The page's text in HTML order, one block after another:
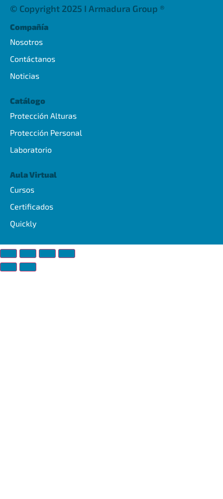
© Copyright 2025 I Armadura Group ®
Compañía
Nosotros
Contáctanos
Noticias
Catálogo
Protección Alturas
Protección Personal
Laboratorio
Aula Virtual
Cursos
Certificados
Quickly